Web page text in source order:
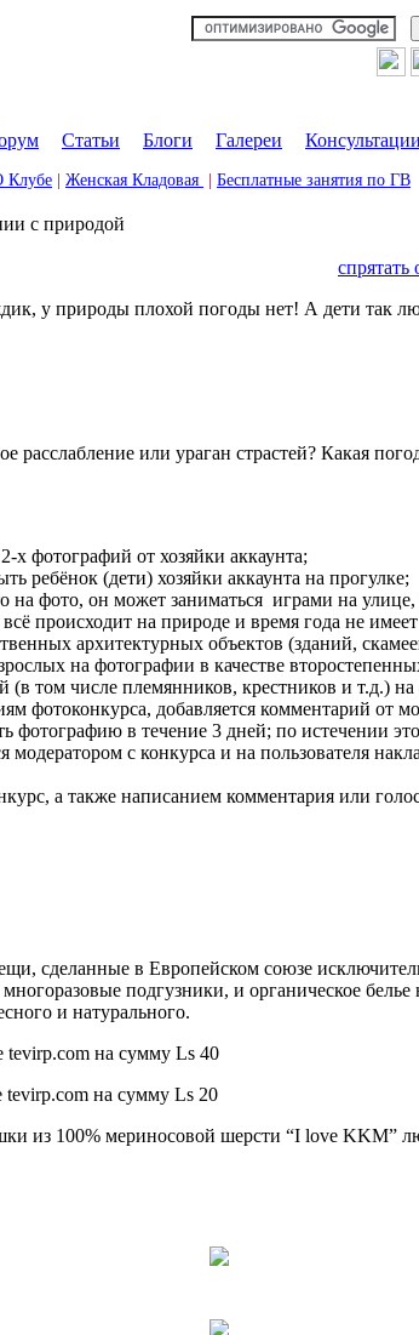
Статьи Блоги Галереи
Клубе Женская Кладовая Бесплатные занятия по ГВ
с природой
спрятать
у природы плохой погоды нет! А дети так
или ураган страстей? Какая
х фотографий от хозяйки аккаунта;
ребёнок (дети) хозяйки аккаунта на прогулке;
на фото, он может заниматься играми на
происходит на природе и время года не имеет
архитектурных объектов (зданий,
на фотографии в качестве
(в том числе племянников, крестников и т.д.)
фотоконкурса, добавляется комментарий от
фотографию в течение 3 дней; по истечении
модератором с конкурса и на пользователя
а также написанием комментария или
сделанные в Европейском союзе
подгузники, и органическое
и натурального.
tevirp.com на сумму Ls 40
tevirp.com на сумму Ls 20
из 100% мериносовой шерсти “I love KKM”